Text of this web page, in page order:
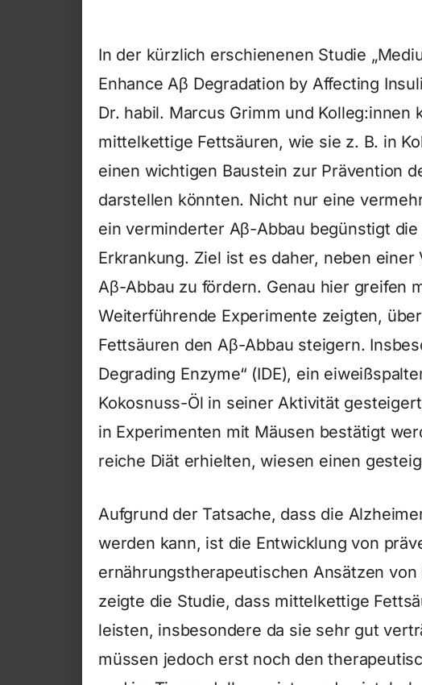
In der kürzlich erschienenen Studie
Enhance Aβ Degradation by Affecting
Dr. habil. Marcus Grimm und
mittelkettige Fettsäuren, wie sie z. B. in
einen wichtigen Baustein zur Prävention
darstellen könnten. Nicht nur eine
ein verminderter Aβ-Abbau begünstigt
Erkrankung. Ziel ist es daher, neben
Aβ-Abbau zu fördern. Genau hier greifen
Weiterführende Experimente zeigten,
Fettsäuren den Aβ-Abbau steigern.
Degrading Enzyme“ (IDE), ein
Kokosnuss-Öl in seiner Aktivität
in Experimenten mit Mäusen bestätigt
reiche Diät erhielten, wiesen einen
Aufgrund der Tatsache, dass die
werden kann, ist die Entwicklung von
ernährungstherapeutischen Ansätzen
zeigte die Studie, dass mittelkettige
leisten, insbesondere da sie sehr gut
müssen jedoch erst noch den